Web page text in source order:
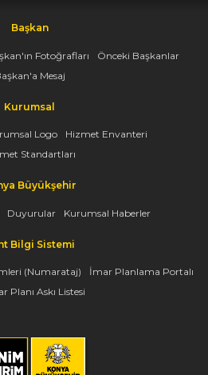
Başkan
Fotoğrafları
Önceki Başkanlar
Mesaj
Kurumsal
Logo
Hizmet Envanteri
Standartları
Büyükşehir
Duyurular Kurumsal Haberler
Bilgi Sistemi
(Numarataj)
İmar Planlama Portalı
Planı Askı Listesi